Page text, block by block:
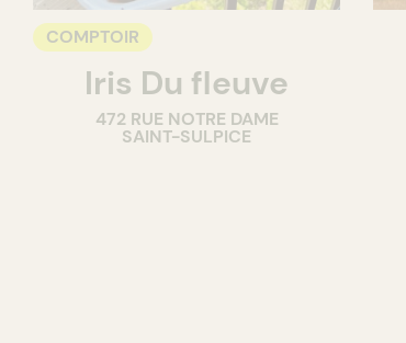
COMPTOIR
Iris Du fleuve
472 RUE NOTRE DAME
SAINT-SULPICE